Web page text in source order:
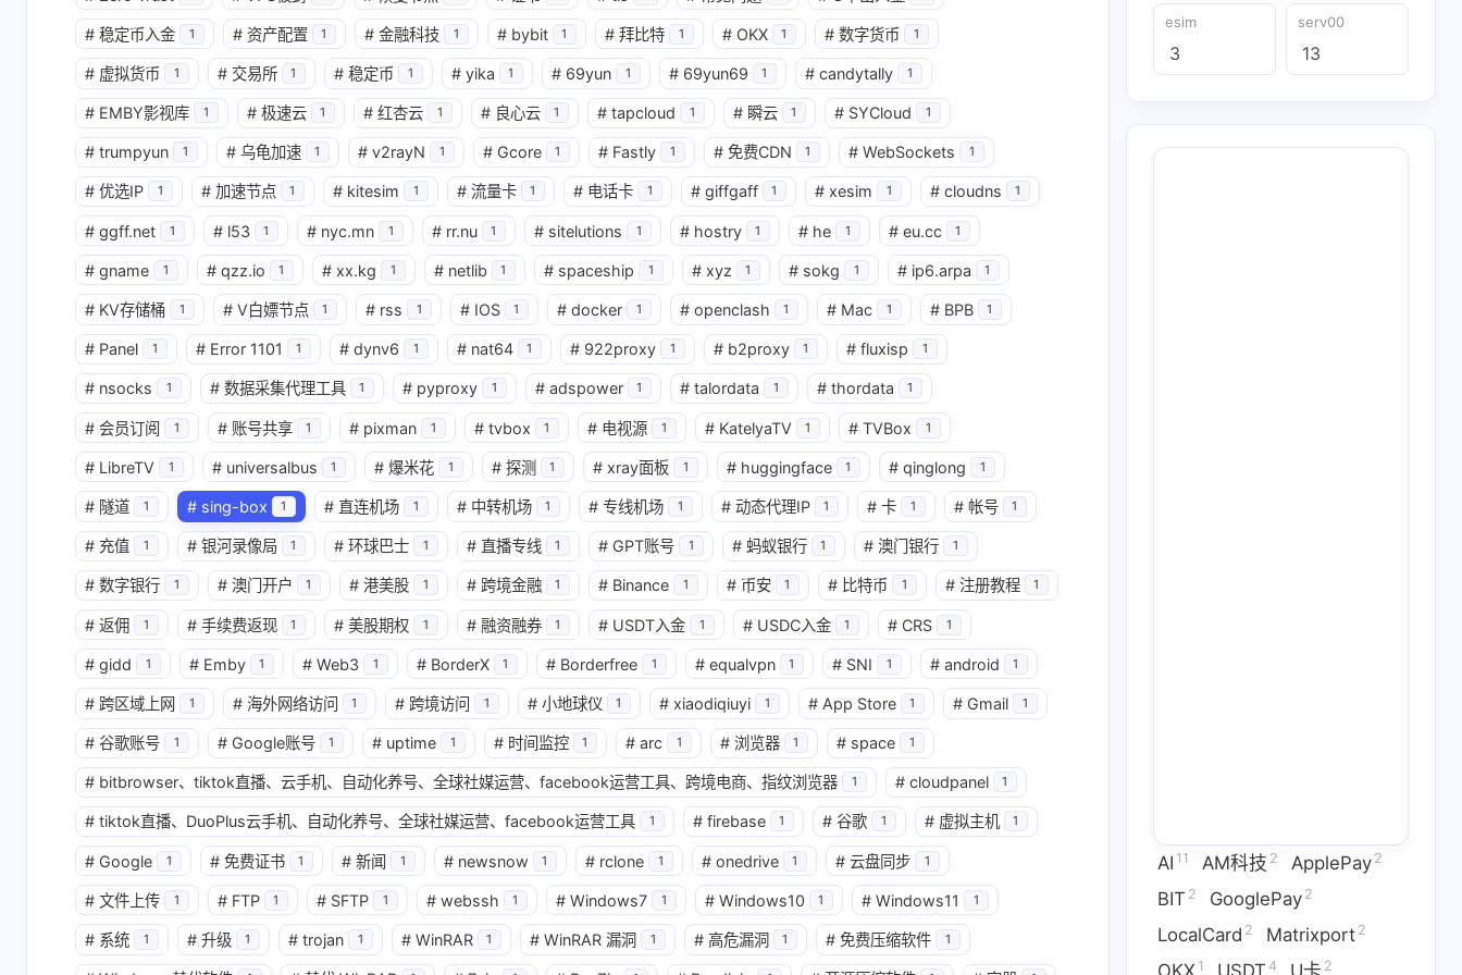
互动
最新评论
无法获取评论，请确认相关配置是否正确
兴趣点
寻找你感兴趣的领域
AI 11 AM科技2 ApplePay2 BIT
Matrixport2 OKX1 USDT4 U卡2 U卡出入金
bybit1 chatgpt25 yika1 万事达虚拟卡
加密货币4 大模型12 实体卡 2 常见问题1
数字套利3 数字货币 1 机场 11 满满干货 2 科学上网
稳定币入金1 美股开户 2 节点14 虚拟卡
资产配置1 金融科技1 防失联7
八月 2026 七月 2026 五月 2026
# 稳定币入金 1 # 资产配置 1 # 金融科技 1 # bybit 1 # 拜比特 1 # OKX 1 # 数字货币 1
# 虚拟货币 1 # 交易所 1 # 稳定币 1 # yika 1 # 69yun 1 # 69yun69 1 # candytally 1
# EMBY影视库 1 # 极速云 1 # 红杏云 1 # 良心云 1 # tapcloud 1 # 瞬云 1 # SYCloud 1
# trumpyun 1 # 乌龟加速 1 # v2rayN 1 # Gcore 1 # Fastly 1 # 免费CDN 1 # WebSockets 1
# 优选IP 1 # 加速节点 1 # kitesim 1 # 流量卡 1 # 电话卡 1 # giffgaff 1 # xesim 1 # cloudns 1
# ggff.net 1 # l53 1 # nyc.mn 1 # rr.nu 1 # sitelutions 1 # hostry 1 # he 1 # eu.cc 1
# gname 1 # qzz.io 1 # xx.kg 1 # netlib 1 # spaceship 1 # xyz 1 # sokg 1 # ip6.arpa 1
# KV存储桶 1 # V白嫖节点 1 # rss 1 # IOS 1 # docker 1 # openclash 1 # Mac 1 # BPB 1
# Panel 1 # Error 1101 1 # dynv6 1 # nat64 1 # 922proxy 1 # b2proxy 1 # fluxisp 1
# nsocks 1 # 数据采集代理工具 1 # pyproxy 1 # adspower 1 # talordata 1 # thordata 1
# 会员订阅 1 # 账号共享 1 # pixman 1 # tvbox 1 # 电视源 1 # KatelyaTV 1 # TVBox 1
# LibreTV 1 # universalbus 1 # 爆米花 1 # 探测 1 # xray面板 1 # huggingface 1 # qinglong 1
# 隧道 1 # sing-box 1 # 直连机场 1 # 中转机场 1 # 专线机场 1 # 动态代理IP 1 # 卡 1 # 帐号 1
# 充值 1 # 银河录像局 1 # 环球巴士 1 # 直播专线 1 # GPT账号 1 # 蚂蚁银行 1 # 澳门银行 1
# 数字银行 1 # 澳门开户 1 # 港美股 1 # 跨境金融 1 # Binance 1 # 币安 1 # 比特币 1 # 注册教程 1
# 返佣 1 # 手续费返现 1 # 美股期权 1 # 融资融券 1 # USDT入金 1 # USDC入金 1 # CRS 1
# gidd 1 # Emby 1 # Web3 1 # BorderX 1 # Borderfree 1 # equalvpn 1 # SNI 1 # android 1
# 跨区域上网 1 # 海外网络访问 1 # 跨境访问 1 # 小地球仪 1 # xiaodiqiuyi 1 # App Store 1 # Gmail 1
# 谷歌账号 1 # Google账号 1 # uptime 1 # 时间监控 1 # arc 1 # 浏览器 1 # space 1
# bitbrowser、tiktok直播、云手机、自动化养号、全球社媒运营、facebook运营工具、跨境电商、指纹浏览器 1 # cloudpanel 1
# tiktok直播、DuoPlus云手机、自动化养号、全球社媒运营、facebook运营工具 1 # firebase 1 # 谷歌 1 # 虚拟主机 1
# Google 1 # 免费证书 1 # 新闻 1 # newsnow 1 # rclone 1 # onedrive 1 # 云盘同步 1
# 文件上传 1 # FTP 1 # SFTP 1 # webssh 1 # Windows7 1 # Windows10 1 # Windows11 1
# 系统 1 # 升级 1 # trojan 1 # WinRAR 1 # WinRAR 漏洞 1 # 高危漏洞 1 # 免费压缩软件 1
esim
3
serv00
13
AI 11 AM科技 2 ApplePay 2
BIT 2 GooglePay 2
LocalCard 2 Matrixport 2
OKX 1 USDT 4 U卡 2